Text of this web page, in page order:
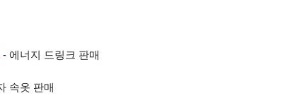
- 에너지 드링크 판매
속옷 판매